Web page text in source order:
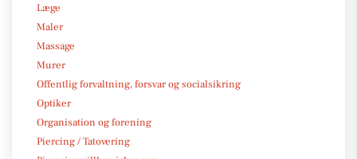
Læge
Maler
Massage
Murer
Offentlig forvaltning, forsvar og socialsikring
Optiker
Organisation og forening
Piercing / Tatovering